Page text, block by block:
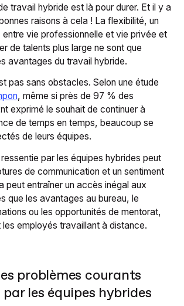
travail hybride est là pour durer. Et il y a
raisons à cela ! La flexibilité, un
entre vie professionnelle et vie privée et
de talents plus large ne sont que
avantages du travail hybride.
pas sans obstacles. Selon une étude
, même si près de 97 % des
exprimé le souhait de continuer à
de temps en temps, beaucoup se
de leurs équipes.
par les équipes hybrides peut
de communication et un sentiment
peut entraîner un accès inégal aux
que les avantages au bureau, le
ou les opportunités de mentorat,
employés travaillant à distance.
problèmes courants
les équipes hybrides